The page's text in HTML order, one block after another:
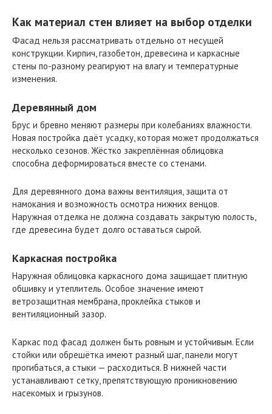
Как материал стен влияет на выбор отделки
Фасад нельзя рассматривать отдельно от несущей
конструкции. Кирпич, газобетон, древесина и каркасные
стены по-разному реагируют на влагу и температурные
изменения.
Деревянный дом
Брус и бревно меняют размеры при колебаниях влажности.
Новая постройка даёт усадку, которая может продолжаться
несколько сезонов. Жёстко закреплённая облицовка
способна деформироваться вместе со стенами.
Для деревянного дома важны вентиляция, защита от
намокания и возможность осмотра нижних венцов.
Наружная отделка не должна создавать закрытую полость,
где древесина будет долго оставаться сырой.
Каркасная постройка
Наружная облицовка каркасного дома защищает плитную
обшивку и утеплитель. Особое значение имеют
ветрозащитная мембрана, проклейка стыков и
вентиляционный зазор.
Каркас под фасад должен быть ровным и устойчивым. Если
стойки или обрешётка имеют разный шаг, панели могут
прогибаться, а стыки — расходиться. В нижней части
устанавливают сетку, препятствующую проникновению
насекомых и грызунов.